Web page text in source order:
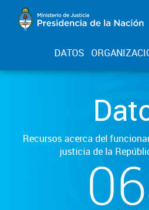
DATOS
Recursos acerca del
justicia de la